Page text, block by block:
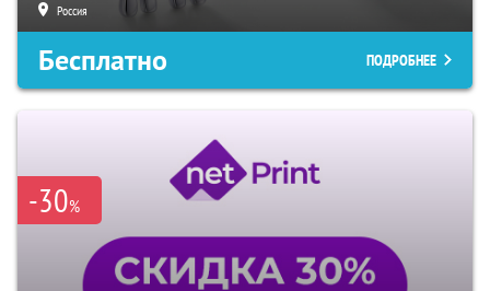
Россия
Бесплатно ПОДРОБНЕЕ
-30%